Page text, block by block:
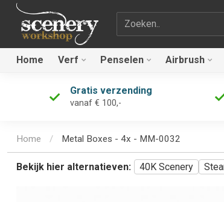
Zoekterm
Home Verf Penselen Airbrush
Gratis verzending
vanaf € 100,-
Home / Metal Boxes - 4x - MM-0032
Bekijk hier alternatieven: 40K Scenery